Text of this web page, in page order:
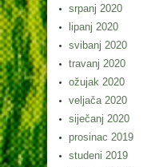
srpanj 2020
lipanj 2020
svibanj 2020
travanj 2020
ožujak 2020
veljača 2020
siječanj 2020
prosinac 2019
studeni 2019